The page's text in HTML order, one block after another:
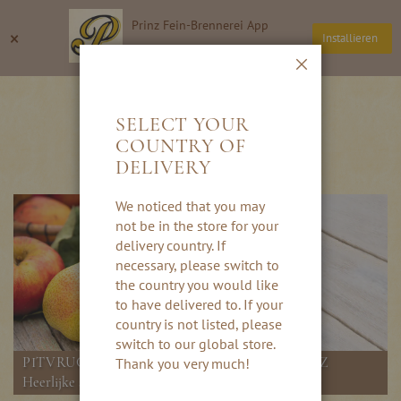
× Prinz Fein-Brennerei App
Installieren
de
Zoeken
PITFRUIT
PITVRUCHTENSPECIALITEITEN VAN PRINZ
Heerlijke schnaps en likeuren van appel en kweepeer
SELECT YOUR
COUNTRY OF
DELIVERY
We noticed that you may
not be in the store for your
delivery country. If
necessary, please switch to
the country you would like
to have delivered to. If your
country is not listed, please
switch to our global store.
Thank you very much!